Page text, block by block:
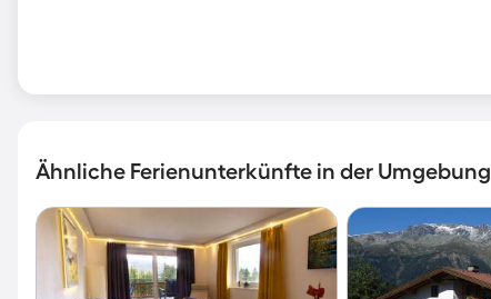
Ähnliche Ferienunterkünfte in der Umgebung